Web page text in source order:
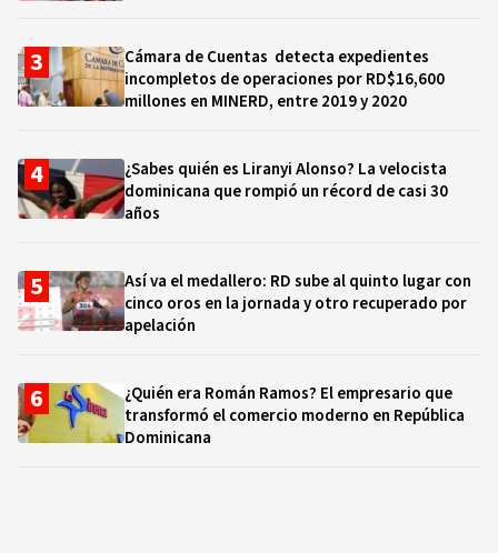
Cámara de Cuentas detecta expedientes
incompletos de operaciones por RD$16,600
millones en MINERD, entre 2019 y 2020
¿Sabes quién es Liranyi Alonso? La velocista
dominicana que rompió un récord de casi 30
años
Así va el medallero: RD sube al quinto lugar con
cinco oros en la jornada y otro recuperado por
apelación
¿Quién era Román Ramos? El empresario que
transformó el comercio moderno en República
Dominicana